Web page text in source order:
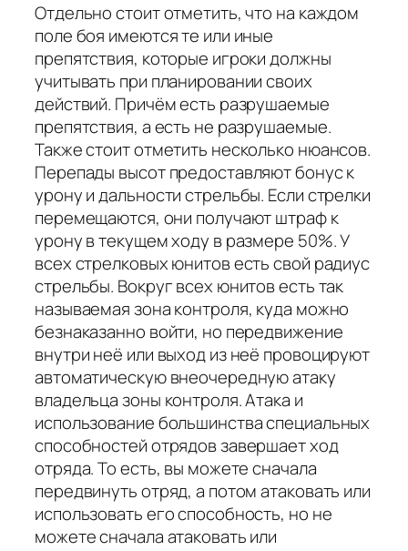
Отдельно стоит отметить, что на каждом
поле боя имеются те или иные
препятствия, которые игроки должны
учитывать при планировании своих
действий. Причём есть разрушаемые
препятствия, а есть не разрушаемые.
Также стоит отметить несколько нюансов.
Перепады высот предоставляют бонус к
урону и дальности стрельбы. Если стрелки
перемещаются, они получают штраф к
урону в текущем ходу в размере 50%. У
всех стрелковых юнитов есть свой радиус
стрельбы. Вокруг всех юнитов есть так
называемая зона контроля, куда можно
безнаказанно войти, но передвижение
внутри неё или выход из неё провоцируют
автоматическую внеочередную атаку
владельца зоны контроля. Атака и
использование большинства специальных
способностей отрядов завершает ход
отряда. То есть, вы можете сначала
передвинуть отряд, а потом атаковать или
использовать его способность, но не
можете сначала атаковать или